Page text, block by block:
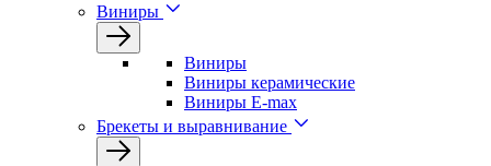
Виниры
Виниры
Виниры керамические
Виниры E-max
Брекеты и выравнивание